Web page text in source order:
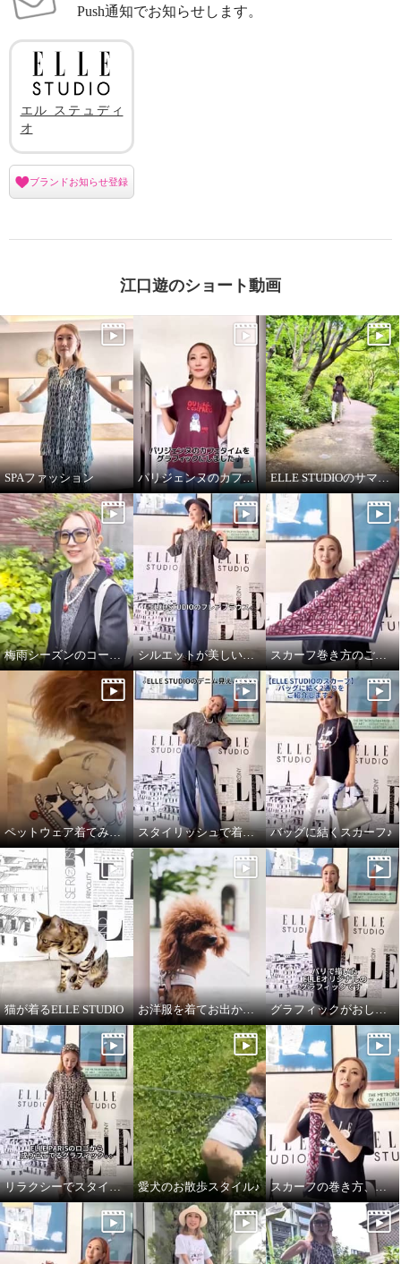
エル ステュディオ グラフィッ
クロゴスカーフ
ブラック系
¥0
エル ステュディオ ドロースト
リング入り アレンジワンピース
ブラック系 Ｓ
¥0
Push通知でお知らせします。
エル ステュディ
オ
ブランドお知らせ登録
江口遊のショート動画
SPAファッション パリジェンヌのカフェタイム ELLE STUDIOのサマーTシャツ
梅雨シーズンのコーディネート シルエットが美しいブラウス スカーフ巻き方のご紹介です♪
ペットウェア着てみました♪ スタイリッシュで着心地良いデニムパンツ バッグに結くスカーフ♪
猫が着るELLE STUDIO お洋服を着てお出かけ✧ペットウェア✧ グラフィックがおしゃれなTシャツ
リラクシーでスタイルアップしてくれるワンピース♪ 愛犬のお散歩スタイル♪ スカーフの巻き方、簡単2通りです♪